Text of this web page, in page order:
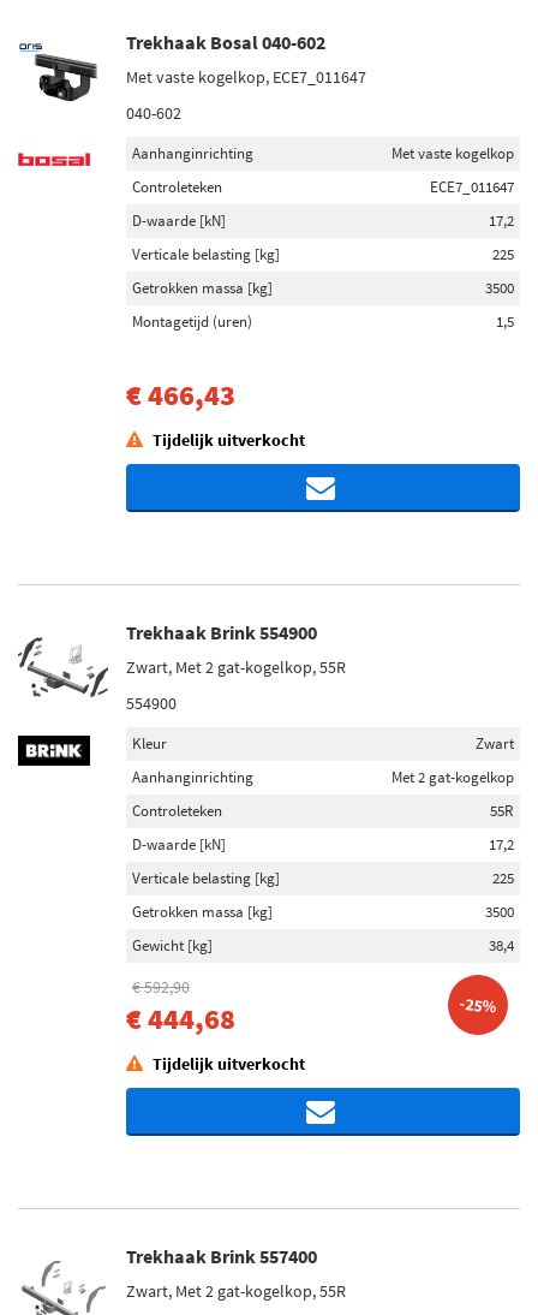
Trekhaak Bosal 040-602
Met vaste kogelkop, ECE7_011647
040-602
Aanhanginrichting
Met vaste kogelkop
Controleteken
ECE7_011647
D-waarde [kN]
17,2
Verticale belasting [kg]
225
Getrokken massa [kg]
3500
Montagetijd (uren)
1,5
€ 466,43
Tijdelijk uitverkocht
Trekhaak Brink 554900
Zwart, Met 2 gat-kogelkop, 55R
554900
Kleur
Zwart
Aanhanginrichting
Met 2 gat-kogelkop
Controleteken
55R
D-waarde [kN]
17,2
Verticale belasting [kg]
225
Getrokken massa [kg]
3500
Gewicht [kg]
38,4
€ 592,90
€ 444,68 -25%
Tijdelijk uitverkocht
Trekhaak Brink 557400
Zwart, Met 2 gat-kogelkop, 55R